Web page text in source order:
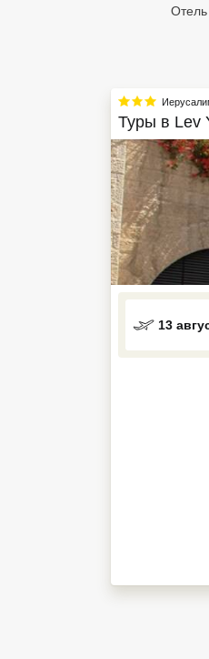
Отель
Туры в Lev
13
Северный Гоа